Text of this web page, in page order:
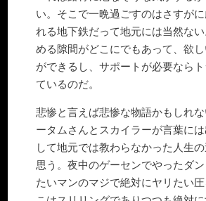
い。そこで一晩過ごすのはさすが
れる地下鉄だって地元には当然な
める隙間がどこにでもあって、欲
ができるし、サポートが必要なら
ているのだ。
悲惨と言えば悲惨な物語かもしれ
ータムさんとスカイラーが言葉に
して地元では教わらなかった人生
思う。夜中のゲーセンでやったダ
たいマンのマジで絶対にヤリたい